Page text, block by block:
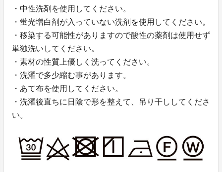
・中性洗剤を使用してください。
・蛍光増白剤が入っていない洗剤を使用してください。
・移染する可能性がありますので酸性の薬剤は使用せず
単独洗いしてください。
・素材の性質上優しく洗ってください。
・洗濯で多少縮む事があります。
・あて布を使用してください。
・洗濯後直ちに日陰で形を整えて、吊り干ししてくださ
い。